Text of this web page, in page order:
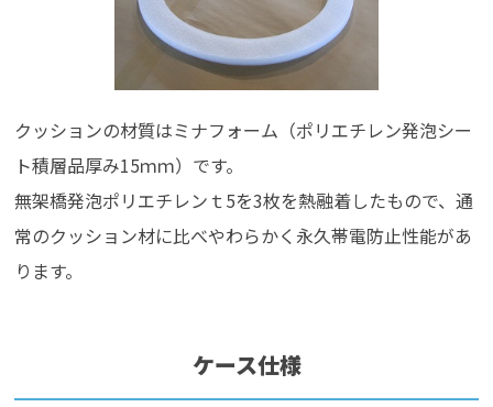
クッションの材質はミナフォーム（ポリエチレン発泡シー
ト積層品厚み15ｍｍ）です。
無架橋発泡ポリエチレンｔ5を3枚を熱融着したもので、通
常のクッション材に比べやわらかく永久帯電防止性能があ
ります。
ケース仕様